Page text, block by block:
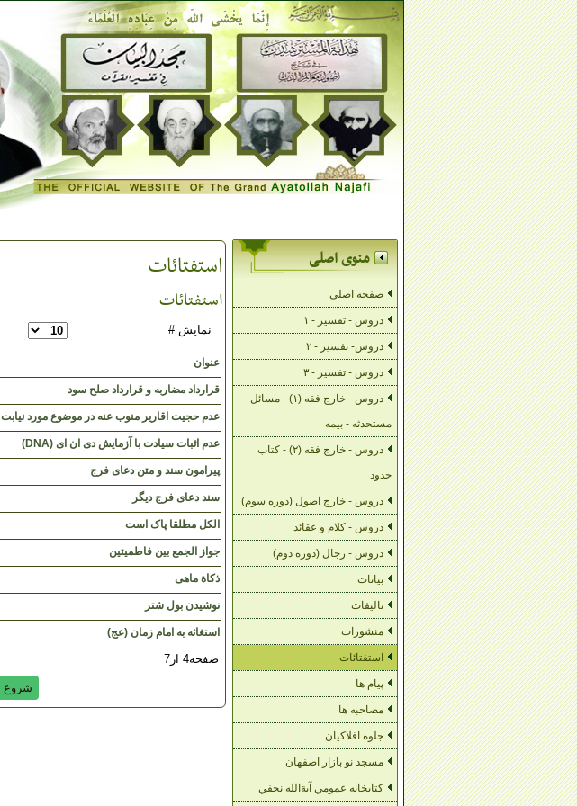
منوی اصلی
صفحه اصلی
دروس - تفسیر - ۱
دروس- تفسیر - ۲
دروس - تفسیر - ۳
دروس - خارج فقه (۱) - مسائل
مستحدثه - بیمه
دروس - خارج فقه (۲) - کتاب
حدود
دروس - خارج اصول (دوره سوم)
دروس - کلام و عقائد
دروس - رجال (دوره دوم)
بیانات
تالیفات
منشورات
استفتائات
پیام ها
مصاحبه ها
جلوه افلاکیان
مسجد نو بازار اصفهان
کتابخانه عمومي آية‌الله نجفي
استفتائات
استفتائات
نمایش #
عنوان
قرارداد مضاربه و قرارداد صلح سود
عدم حجیت اقاریر منوب عنه در موضوع مورد نیابت
عدم اثبات سیادت با آزمایش دی ان ای (DNA)
پیرامون سند و متن دعای فرج
سند دعای فرج دیگر
الکل مطلقا پاک است
جواز الجمع بین فاطمیتین
ذکاة ماهی
نوشیدن بول شتر
استغاثه به امام زمان (عج)
صفحه4 از7
شروع